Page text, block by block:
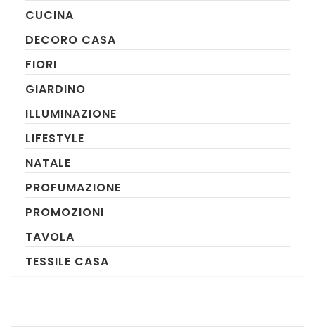
CUCINA
DECORO CASA
FIORI
GIARDINO
ILLUMINAZIONE
LIFESTYLE
NATALE
PROFUMAZIONE
PROMOZIONI
TAVOLA
TESSILE CASA